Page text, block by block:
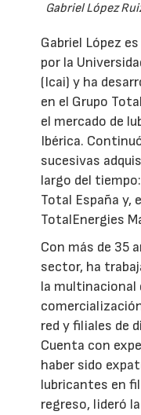
Gabriel López
Gabriel López
por la
(Icai) y ha
en el Grupo
el mercado de
Ibérica.
sucesivas
largo del
Total España y,
TotalEnergies
Con más de 35
sector, ha
la multinacional
red y filiales de
Cuenta con
haber sido
lubricantes en
regreso, lideró